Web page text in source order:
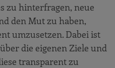
zu hinterfragen, neue
den Mut zu haben,
umzusetzen. Dabei ist
die eigenen Ziele und
transparent zu